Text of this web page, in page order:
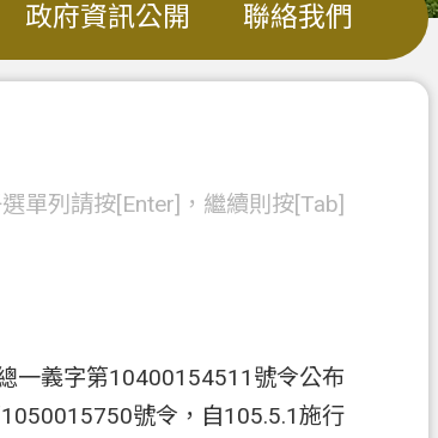
政府資訊公開 聯絡我們
單列請按[Enter]，繼續則按[Tab]
一義字第10400154511號令公布
號令，自105.5.1施行